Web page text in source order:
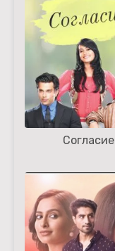
Согласие